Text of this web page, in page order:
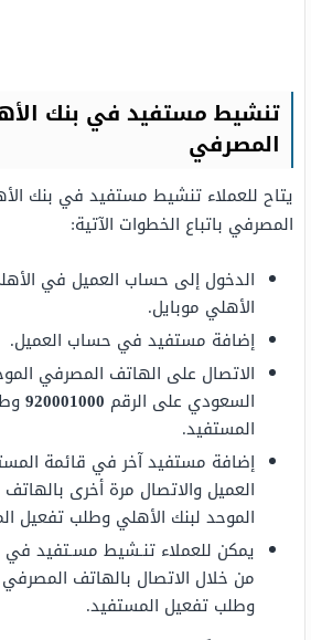
تنشيط مستفيد في بنك
المصرفي
يتاح للعملاء تنشيط مستفيد في بنك
المصرفي باتباع الخطوات الآتية:
الدخول إلى حساب العميل في
الأهلي موبايل.
إضافة مستفيد في حساب العميل.
الاتصال على الهاتف المصرفي
السعودي على الرقم 920001000
المستفيد.
إضافة مستفيد آخر في قائمة
العميل والاتصال مرة أخرى
الموحد لبنك الأهلي وطلب تفعيل
يمكن للعملاء تنـشيط مسـتفيد
من خلال الاتصال بالهاتف
وطلب تفعيل المستفيد.